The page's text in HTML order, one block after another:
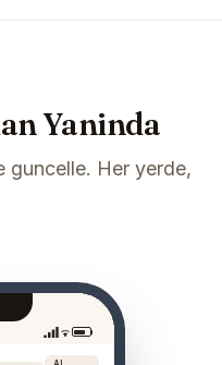
Yaninda
guncelle. Her yerde,